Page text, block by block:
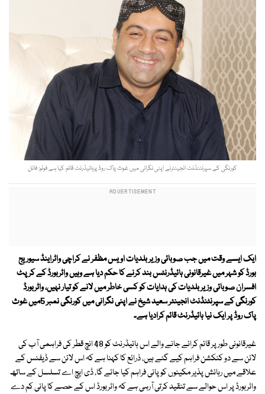
کورنگی کے سپرنٹنڈنٹ انجینئرنے اپنی نگرانی میں غوث پاک روڈ پرہائیڈرنٹ قائم کیا ہے فوٹو: فائل
ایک ایسے وقت میں جب صوبائی وزیر بلدیات اویس مظفر نے کراچی واٹراینڈ سیوریج
بورڈ کو شہر میں غیرقانونی ہائیڈرنٹس بند کرنے کا حکم دیا ہے وہیں واٹربورڈ کے کرپٹ
افسران صوبائی وزیر بلدیات کی ہدایات کو کسی خاطر میں لانے کو تیار نہیں، واٹربورڈ
کورنگی کے سپرنٹنڈنٹ انجینئر سعید شیخ نے اپنی نگرانی میں کورنگی نمبر 5میں غوث
پاک روڈ پر ایک نیا ہائیڈرنٹ قائم کرادیا ہے۔
غیرقانونی طور پر قائم کرائے جانے والے اس ہائیڈرنٹ کو 48 انچ قطر کی فراہمی آب کی
لائن سے دو کنکشن فراہم کیے گئے ہیں، ذرائع کا کہنا ہے کہ اس لائن سے ڈیفنس کے
علاقے میں رہائش پذیر مکینوں کو پانی فراہم کیا جائے گا، ڈی ایچ اے تسلسل کے ساتھ
واٹربورڈ پر اس حوالے سے تنقید کرتی آرہی ہے کہ واٹربورڈ اس کے حصے کا پانی کم دے